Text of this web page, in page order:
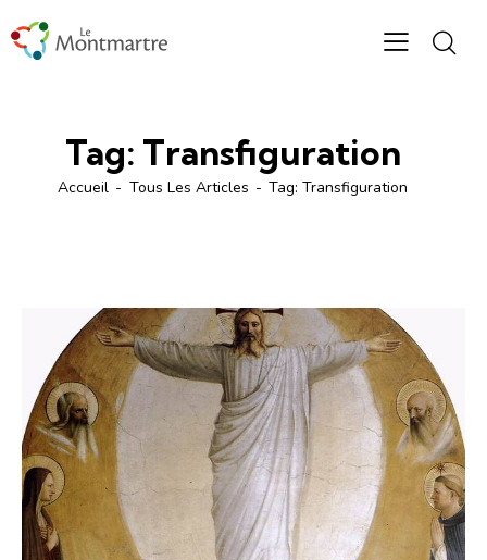
Tag: Transfiguration
Accueil Tous Les Articles Tag: Transfiguration